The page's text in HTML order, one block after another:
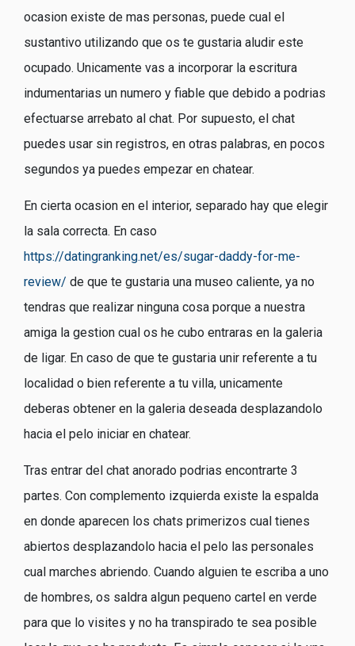
ocasion existe de mas personas, puede cual el
sustantivo utilizando que os te gustaria aludir este
ocupado. Unicamente vas a incorporar la escritura
indumentarias un numero y fiable que debido a podrias
efectuarse arrebato al chat. Por supuesto, el chat
puedes usar sin registros, en otras palabras, en pocos
segundos ya puedes empezar en chatear.
En cierta ocasion en el interior, separado hay que elegir
la sala correcta. En caso
https://datingranking.net/es/sugar-daddy-for-me-
review/ de que te gustaria una museo caliente, ya no
tendras que realizar ninguna cosa porque a nuestra
amiga la gestion cual os he cubo entraras en la galeria
de ligar. En caso de que te gustaria unir referente a tu
localidad o bien referente a tu villa, unicamente
deberas obtener en la galeria deseada desplazandolo
hacia el pelo iniciar en chatear.
Tras entrar del chat anorado podrias encontrarte 3
partes. Con complemento izquierda existe la espalda
en donde aparecen los chats primerizos cual tienes
abiertos desplazandolo hacia el pelo las personales
cual marches abriendo. Cuando alguien te escriba a uno
de hombres, os saldra algun pequeno cartel en verde
para que lo visites y no ha transpirado te sea posible